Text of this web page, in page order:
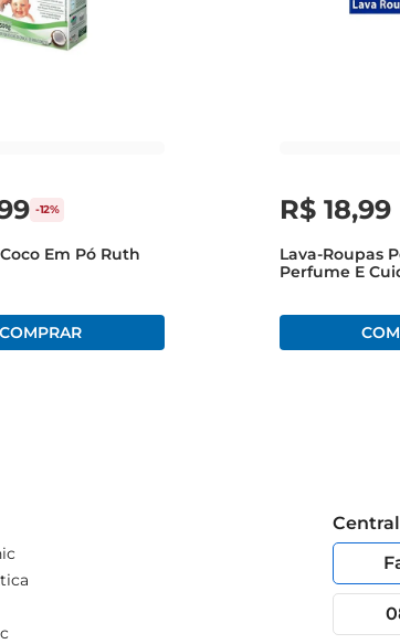
-12%
Em Pó Ruth
R$ 18,99
Lava-Roupas
Perfume E